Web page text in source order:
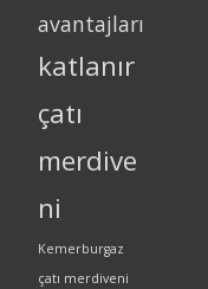
avantajları
katlanır
çatı
merdive
ni
Kemerburgaz
çatı merdiveni